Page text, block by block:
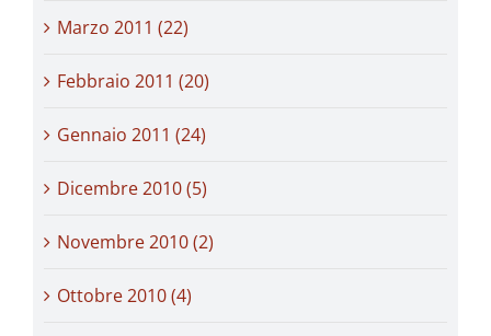
Marzo 2011 (22)
Febbraio 2011 (20)
Gennaio 2011 (24)
Dicembre 2010 (5)
Novembre 2010 (2)
Ottobre 2010 (4)